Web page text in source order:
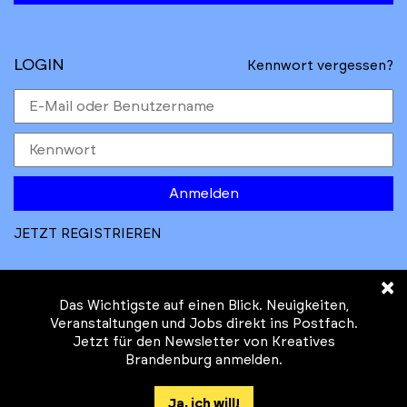
LOGIN Kennwort vergessen?
Anmelden
JETZT REGISTRIEREN
© Kreatives Brandenburg im Auftrag des
Ministeriums für
×
Das Wichtigste auf einen Blick. Neuigkeiten,
Veranstaltungen und Jobs direkt ins Postfach.
Jetzt für den Newsletter von Kreatives
Brandenburg anmelden.
Ja, ich will!